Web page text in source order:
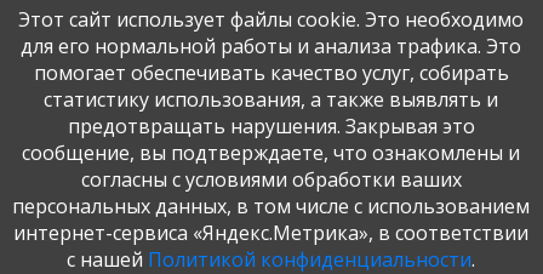
© 2020-2026. Разработка и поддержка: ООО
«СибСР»
Все права защищены законом
Этот сайт использует файлы cookie. Это необходимо
для его нормальной работы и анализа трафика. Это
помогает обеспечивать качество услуг, собирать
статистику использования, а также выявлять и
предотвращать нарушения. Закрывая это
сообщение, вы подтверждаете, что ознакомлены и
согласны с условиями обработки ваших
персональных данных, в том числе с использованием
интернет-сервиса «Яндекс.Метрика», в соответствии
с нашей Политикой конфиденциальности.